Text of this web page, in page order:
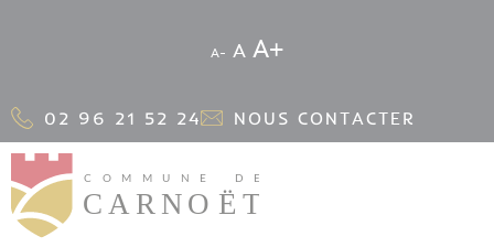
A A A
02 96 21 52 24 NOUS CONTACTER